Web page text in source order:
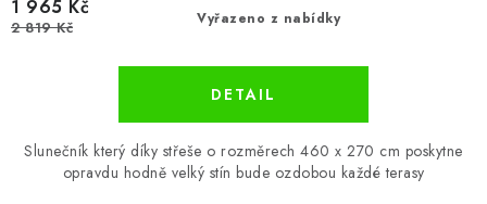
Vyřazeno z nabídky
1 965 Kč
2 819 Kč
Slunečník který díky střeše o rozměrech 460 x 270 cm poskytne
opravdu hodně velký stín bude ozdobou každé terasy